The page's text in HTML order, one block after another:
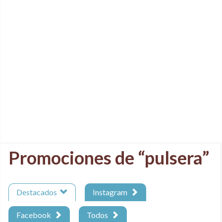
Promociones de “pulsera”
Destacados Instagram
Facebook Todos